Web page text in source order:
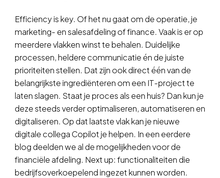
Efficiency is key. Of het nu gaat om de operatie, je
marketing- en salesafdeling of finance. Vaak is er op
meerdere vlakken winst te behalen. Duidelijke
processen, heldere communicatie én de juiste
prioriteiten stellen. Dat zijn ook direct één van de
belangrijkste ingrediënteren om een IT-project te
laten slagen. Staat je proces als een huis? Dan kun je
deze steeds verder optimaliseren, automatiseren en
digitaliseren. Op dat laatste vlak kan je nieuwe
digitale collega Copilot je helpen. In een eerdere
blog deelden we al de mogelijkheden voor de
financiële afdeling. Next up: functionaliteiten die
bedrijfsoverkoepelend ingezet kunnen worden.